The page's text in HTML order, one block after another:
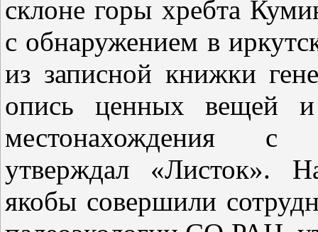
склоне горы хребта
с обнаружением в
из записной книжки
опись ценных вещей и
местонахождения
утверждал «Листок».
якобы совершили